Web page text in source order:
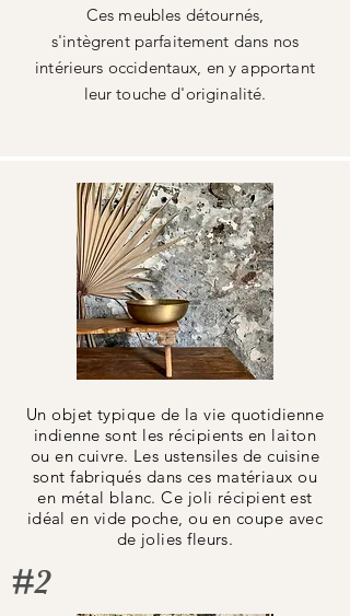
Ces meubles détournés,
s'intègrentparfaitement dans nos
intérieurs occidentaux, en y apportant
leur touche d'originalité.
Un objet typique de la vie quotidienne
indienne sont les récipients en laiton
ou en cuivre. Les ustensiles de cuisine
sont fabriqués dans ces matériaux ou
en métal blanc. Ce joli récipient est
idéal en vide poche, ou en coupe avec
de jolies fleurs.
#2